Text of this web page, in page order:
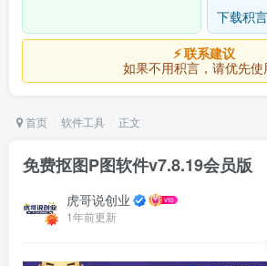
下载积
⚡ 联系建议
如果不用积言，请优先使
首页 软件工具 正文
免费抠图P图软件v7.8.19会员版
虎哥说创业
1年前更新